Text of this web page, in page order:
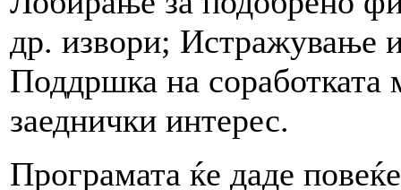
др. извори; Истражување
Поддршка на
заеднички интерес.
Програмата ќе даде